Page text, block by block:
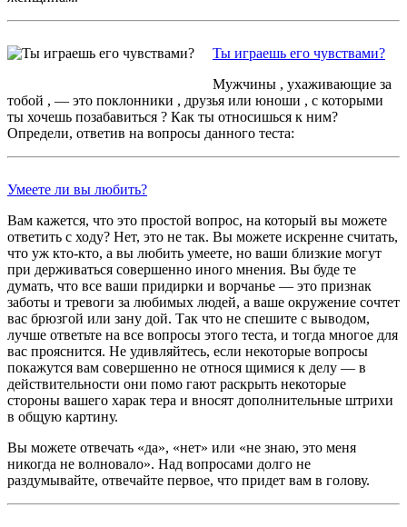
Ты играешь его чувствами?
Мужчины , ухаживающие за
тобой , — это поклонники , друзья или юноши , с которыми
ты хочешь позабавиться ? Как ты относишься к ним?
Определи, ответив на вопросы данного теста:
Умеете ли вы любить?
Вам кажется, что это простой вопрос, на который вы можете
ответить с ходу? Нет, это не так. Вы можете искренне считать,
что уж кто-кто, а вы любить умеете, но ваши близкие могут
при держиваться совершенно иного мнения. Вы буде те
думать, что все ваши придирки и ворчанье — это признак
заботы и тревоги за любимых людей, а ваше окружение сочтет
вас брюзгой или зану дой. Так что не спешите с выводом,
лучше ответьте на все вопросы этого теста, и тогда многое для
вас прояснится. Не удивляйтесь, если некоторые вопросы
покажутся вам совершенно не относя щимися к делу — в
действительности они помо гают раскрыть некоторые
стороны вашего харак тера и вносят дополнительные штрихи
в общую картину.
Вы можете отвечать «да», «нет» или «не знаю, это меня
никогда не волновало». Над вопросами долго не
раздумывайте, отвечайте первое, что придет вам в голову.